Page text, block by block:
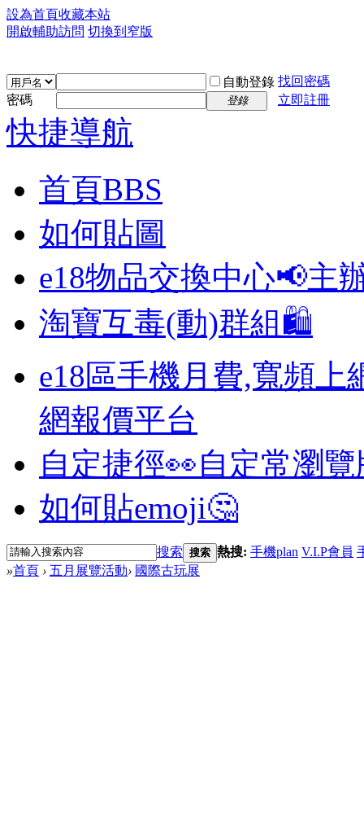
設為首頁收藏本站
開啟輔助訪問 切換到窄版
自動登錄 找回密碼
密碼
登錄 立即註冊
快捷導航
首頁BBS
如何貼圖
e18物品交換中心📢主
淘寶互毒(動)群組🛍️
e18區手機月費,寬頻上
網報價平台
自定捷徑👀自定常瀏
如何貼emoji🤔
搜索 搜索 熱搜: 手機plan V.I.P會員
»首頁 › 五月展覽活動› 國際古玩展